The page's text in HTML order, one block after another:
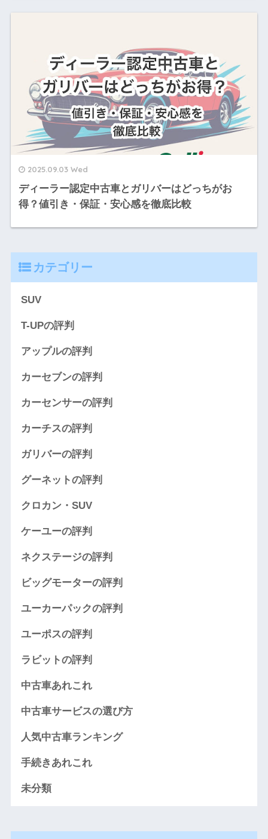
2025.09.03 Wed
ディーラー認定中古車とガリバーはどっちがお
得？値引き・保証・安心感を徹底比較
カテゴリー
SUV
T-UPの評判
アップルの評判
カーセブンの評判
カーセンサーの評判
カーチスの評判
ガリバーの評判
グーネットの評判
クロカン・SUV
ケーユーの評判
ネクステージの評判
ビッグモーターの評判
ユーカーパックの評判
ユーポスの評判
ラビットの評判
中古車あれこれ
中古車サービスの選び方
人気中古車ランキング
手続きあれこれ
未分類